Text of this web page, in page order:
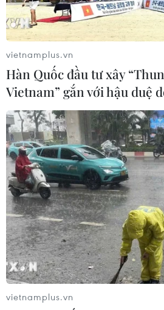
2,6% trong giai đoạn từ tháng 10
thấp hơn mức 3,2% được ghi
Giá vàng châu Á chạm
tháng trong phiên 26/1
vietnamplus.vn
Hàn Quốc đầu tư xây
Vietnam” gắn với hậu duệ
vietnamplus.vn